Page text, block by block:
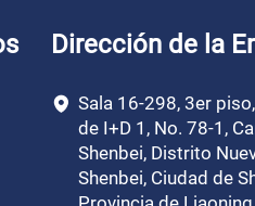
Dirección de la
Sala 16-298, 3er
de I+D 1, No. 78-1,
Shenbei, Distrito
Shenbei, Ciudad de